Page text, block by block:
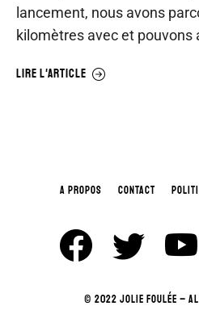
lancement, nous avons
kilomètres avec et pouvons
LIRE L'ARTICLE
A PROPOS CONTACT
© 2022 JOLIE FOULÉE –